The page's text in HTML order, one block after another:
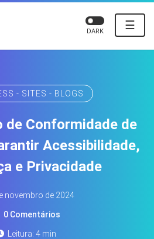
☰
DARK
- SITES - BLOGS
de Conformidade de
Acessibilidade,
e Privacidade
novembro de 2024
0 Comentários
Leitura: 4 min